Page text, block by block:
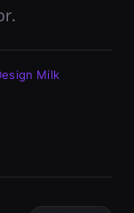
Milk